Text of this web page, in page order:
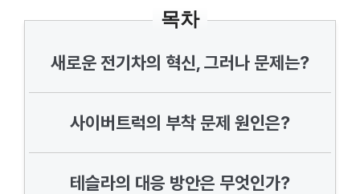
목차
새로운 전기차의 혁신, 그러나 문제는?
사이버트럭의 부착 문제 원인은?
테슬라의 대응 방안은 무엇인가?